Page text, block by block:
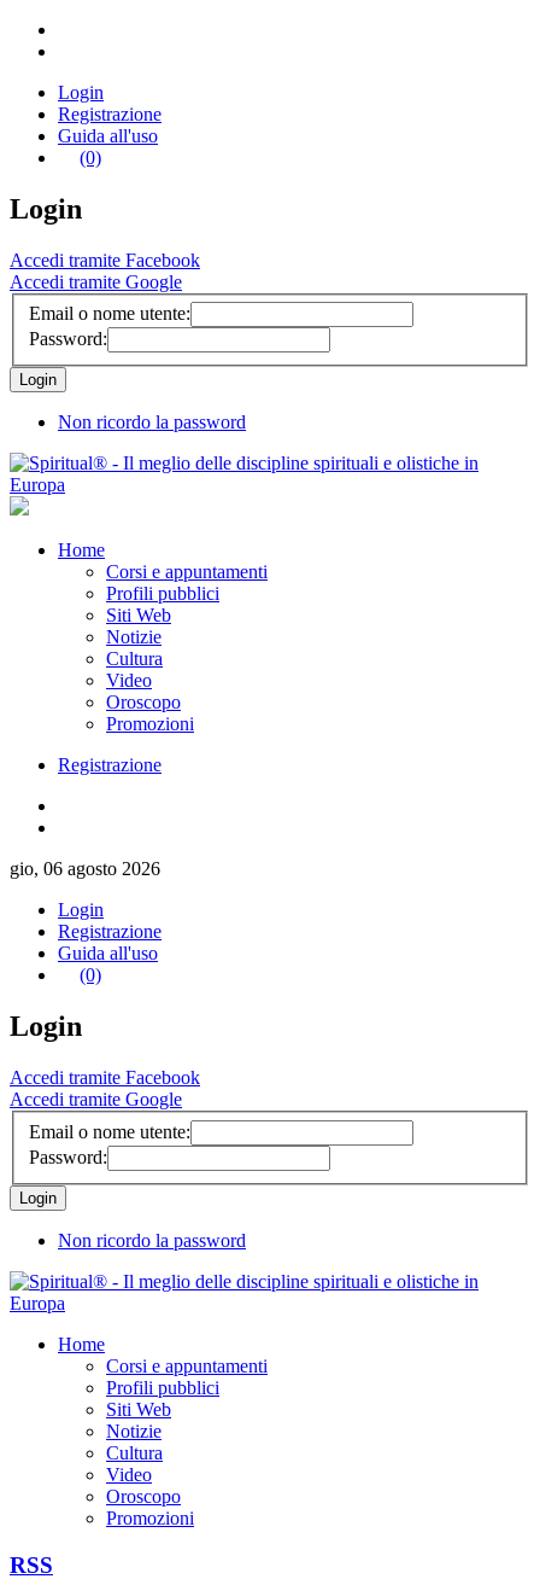
Login
Registrazione
Guida all'uso
(0)
Login
Accedi tramite Facebook
Accedi tramite Google
Email o nome utente:
Password:
Non ricordo la password
Home
Corsi e appuntamenti
Profili pubblici
Siti Web
Notizie
Cultura
Video
Oroscopo
Promozioni
Registrazione
gio, 06 agosto 2026
Login
Registrazione
Guida all'uso
(0)
Login
Accedi tramite Facebook
Accedi tramite Google
Email o nome utente:
Password:
Non ricordo la password
Home
Corsi e appuntamenti
Profili pubblici
Siti Web
Notizie
Cultura
Video
Oroscopo
Promozioni
RSS